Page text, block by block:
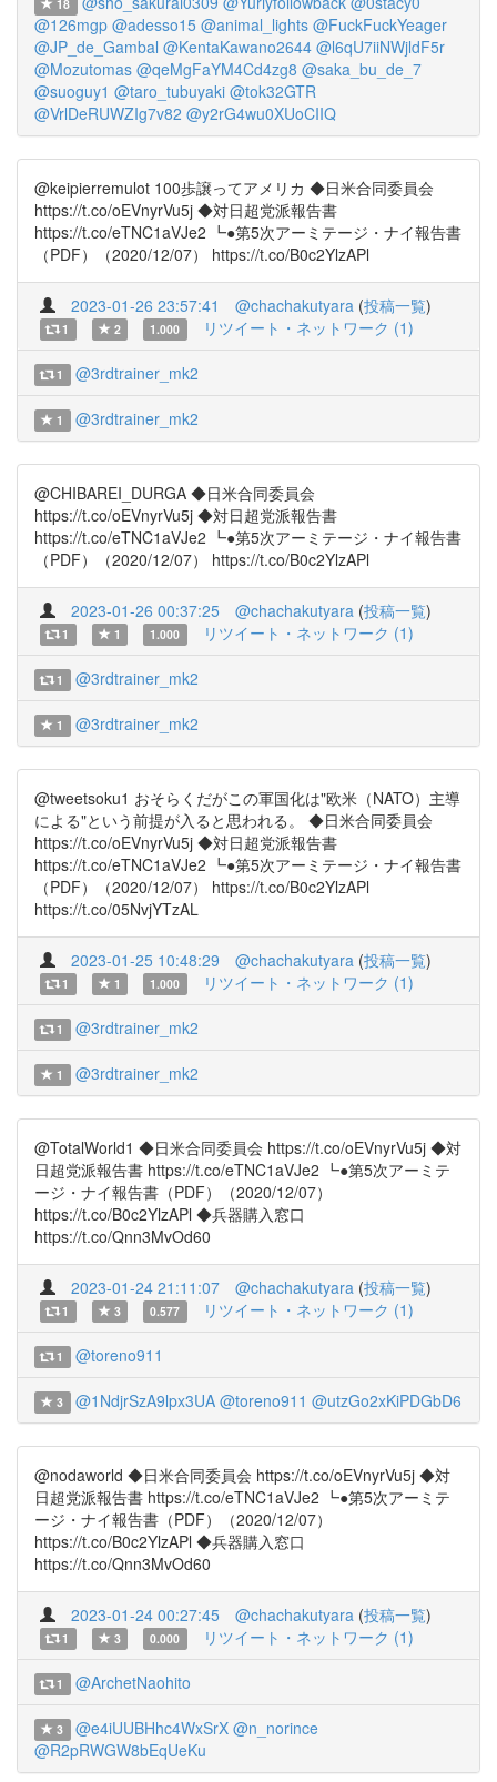
18
@126mgp @adesso15 @animal_lights @FuckFuckYeager
@JP_de_Gambal @KentaKawano2644 @l6qU7iiNWjldF5r
@Mozutomas @qeMgFaYM4Cd4zg8 @saka_bu_de_7
@suoguy1 @taro_tubuyaki @tok32GTR
@VrlDeRUWZIg7v82 @y2rG4wu0XUoCIIQ
@keipierremulot 100歩譲ってアメリカ ◆日米合同委員会
https://t.co/oEVnyrVu5j ◆対日超党派報告書
https://t.co/eTNC1aVJe2 ┗●第5次アーミテージ・ナイ報告書
（PDF）（2020/12/07） https://t.co/B0c2YlzAPl
2023-01-26 23:57:41 @chachakutyara (投稿一覧)
1 2 1.000 リツイート・ネットワーク (1)
1 @3rdtrainer_mk2
1 @3rdtrainer_mk2
@CHIBAREI_DURGA ◆日米合同委員会
https://t.co/oEVnyrVu5j ◆対日超党派報告書
https://t.co/eTNC1aVJe2 ┗●第5次アーミテージ・ナイ報告書
（PDF）（2020/12/07） https://t.co/B0c2YlzAPl
2023-01-26 00:37:25 @chachakutyara (投稿一覧)
1 1 1.000 リツイート・ネットワーク (1)
1 @3rdtrainer_mk2
1 @3rdtrainer_mk2
@tweetsoku1 おそらくだがこの軍国化は"欧米（NATO）主導
による"という前提が入ると思われる。 ◆日米合同委員会
https://t.co/oEVnyrVu5j ◆対日超党派報告書
https://t.co/eTNC1aVJe2 ┗●第5次アーミテージ・ナイ報告書
（PDF）（2020/12/07） https://t.co/B0c2YlzAPl
https://t.co/05NvjYTzAL
2023-01-25 10:48:29 @chachakutyara (投稿一覧)
1 1 1.000 リツイート・ネットワーク (1)
1 @3rdtrainer_mk2
1 @3rdtrainer_mk2
@TotalWorld1 ◆日米合同委員会 https://t.co/oEVnyrVu5j ◆対
日超党派報告書 https://t.co/eTNC1aVJe2 ┗●第5次アーミテ
ージ・ナイ報告書（PDF）（2020/12/07）
https://t.co/B0c2YlzAPl ◆兵器購入窓口
https://t.co/Qnn3MvOd60
2023-01-24 21:11:07 @chachakutyara (投稿一覧)
1 3 0.577 リツイート・ネットワーク (1)
1 @toreno911
3 @1NdjrSzA9lpx3UA @toreno911 @utzGo2xKiPDGbD6
@nodaworld ◆日米合同委員会 https://t.co/oEVnyrVu5j ◆対
日超党派報告書 https://t.co/eTNC1aVJe2 ┗●第5次アーミテ
ージ・ナイ報告書（PDF）（2020/12/07）
https://t.co/B0c2YlzAPl ◆兵器購入窓口
https://t.co/Qnn3MvOd60
2023-01-24 00:27:45 @chachakutyara (投稿一覧)
1 3 0.000 リツイート・ネットワーク (1)
1 @ArchetNaohito
3 @e4iUUBHhc4WxSrX @n_norince
@R2pRWGW8bEqUeKu